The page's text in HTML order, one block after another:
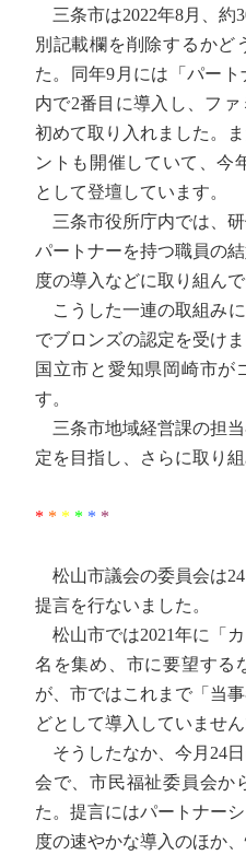
三条市は2022年8月、約
別記載欄を削除するかど
た。同年9月には「パー
内で2番目に導入し、フ
初めて取り入れました。
ントも開催していて、今
として登壇しています。
三条市役所庁内では、
パートナーを持つ職員の
度の導入などに取り組んで
こうした一連の取組み
でブロンズの認定を受け
国立市と愛知県岡崎市が
す。
三条市地域経営課の担
定を目指し、さらに取り
* * * * * *
松山市議会の委員会は
提言を行ないました。
松山市では2021年に「
名を集め、市に要望する
が、市ではこれまで「当
どとして導入していません
そうしたなか、今月24
会で、市民福祉委員会か
た。提言にはパートナー
度の速やかな導入のほか